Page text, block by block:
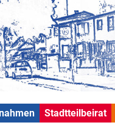
Stadtteilbeirat